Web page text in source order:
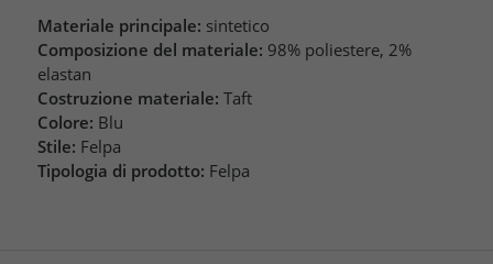
Materiale principale: sintetico
Composizione del materiale: 98% poliestere, 2%
elastan
Costruzione materiale: Taft
Colore: Blu
Stile: Felpa
Tipologia di prodotto: Felpa